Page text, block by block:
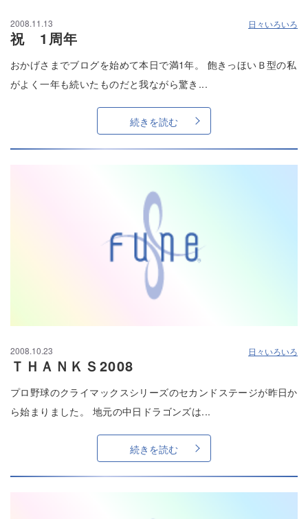
2008.11.13 日々いろいろ
祝 1周年
おかげさまでブログを始めて本日で満1年。 飽きっほいＢ型の私
がよく一年も続いたものだと我ながら驚き...
続きを読む
2008.10.23 日々いろいろ
ＴＨＡＮＫＳ2008
プロ野球のクライマックスシリーズのセカンドステージが昨日か
ら始まりました。 地元の中日ドラゴンズは...
続きを読む